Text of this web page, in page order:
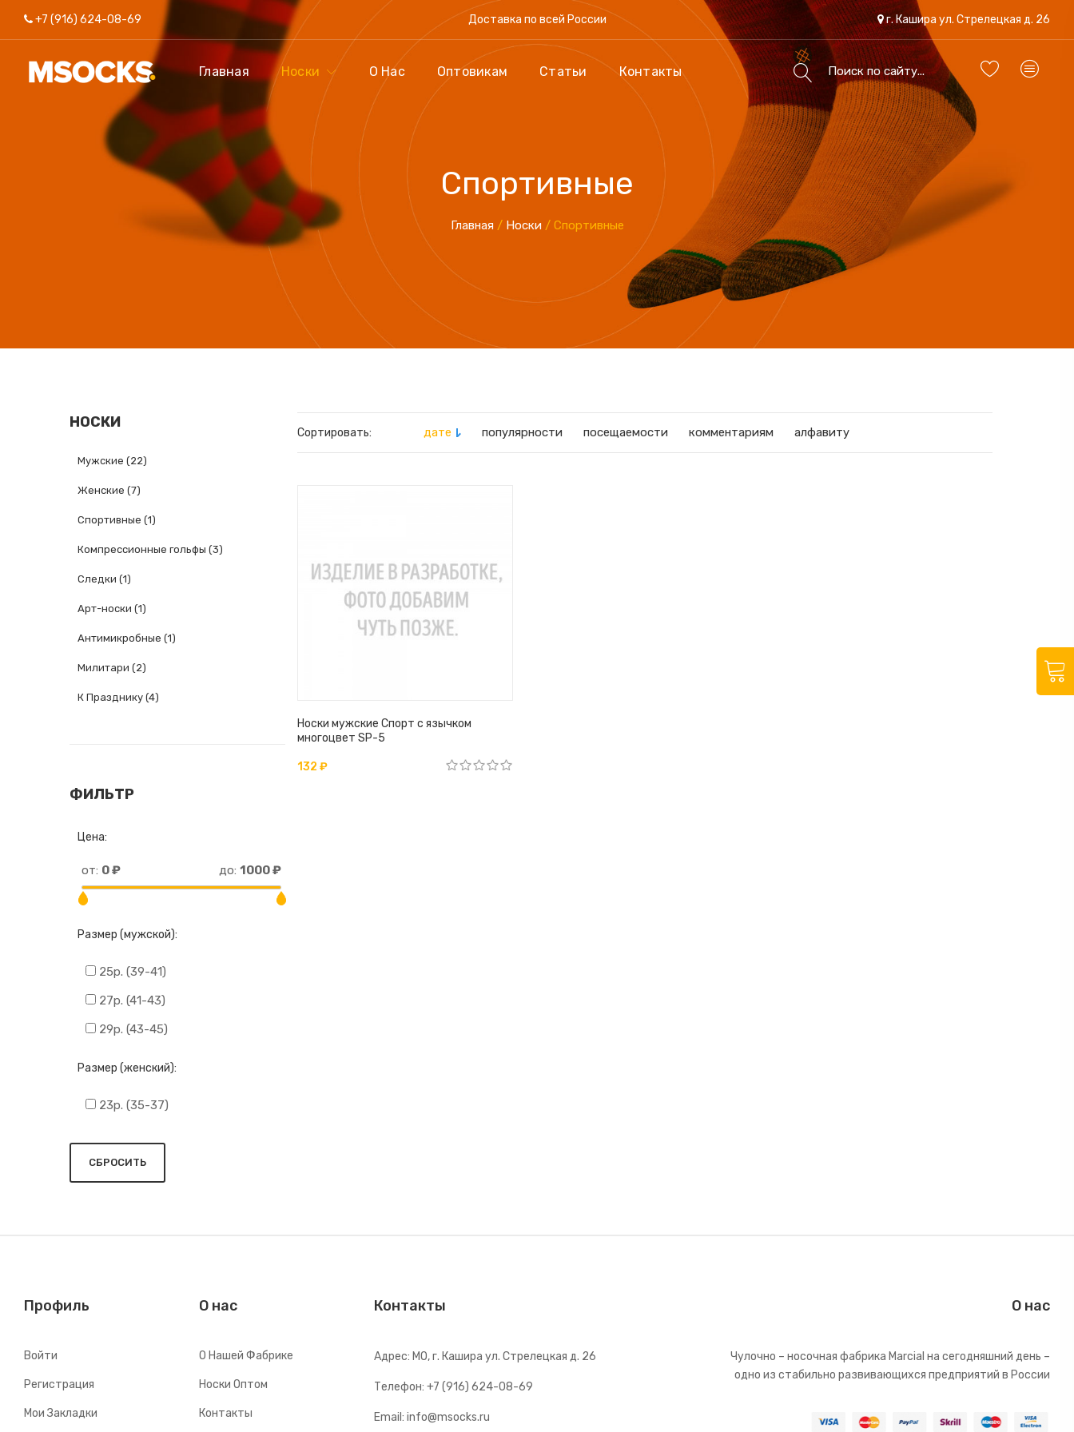
+7 (916) 624-08-69 Доставка по всей России г. Кашира ул. Стрелецкая д. 26
Главная Носки О Нас Оптовикам Статьи Контакты
Спортивные
Главная/ Носки/ Спортивные
НОСКИ
Мужские (22)
Женские (7)
Спортивные (1)
Компрессионные гольфы (3)
Следки (1)
Арт-носки (1)
Антимикробные (1)
Милитари (2)
К Празднику (4)
ФИЛЬТР
Цена:
от: 0 ₽ до: 1000 ₽
Размер (мужской):
25р. (39-41)
27р. (41-43)
29р. (43-45)
Размер (женский):
23р. (35-37)
СБРОСИТЬ
Сортировать: дате популярности посещаемости комментариям алфавиту
Носки мужские Спорт с язычком
многоцвет SP-5
132 ₽
Профиль
Войти
Регистрация
Мои Закладки
О нас
О Нашей Фабрике
Носки Оптом
Контакты
Контакты
Адрес: МО, г. Кашира ул. Стрелецкая д. 26
Телефон: +7 (916) 624-08-69
Email: info@msocks.ru
О нас
Чулочно – носочная фабрика Marcial на сегодняшний день –
одно из стабильно развивающихся предприятий в России